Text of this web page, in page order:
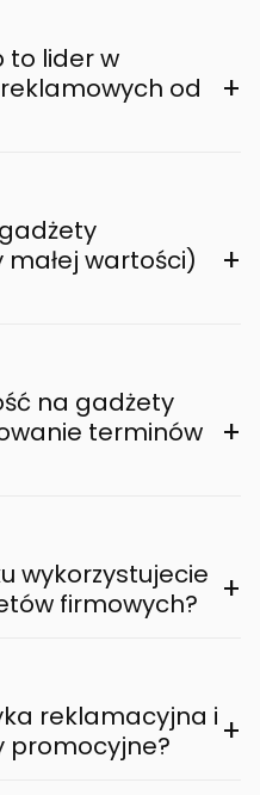
to lider w
od
+
wartości)
+
na gadżety
terminów
+
wykorzystujecie
firmowych?
+
reklamacyjna i
promocyjne?
+